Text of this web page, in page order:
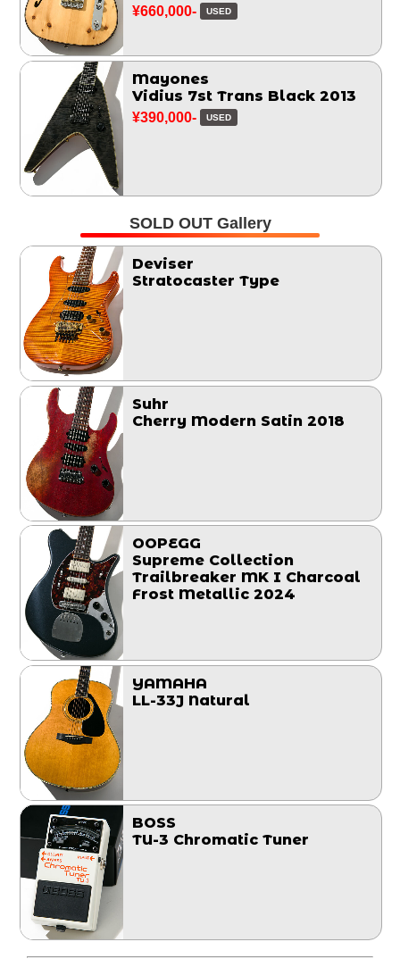
¥660,000- USED
Mayones
Vidius 7st Trans Black 2013
¥390,000- USED
SOLD OUT Gallery
Deviser
Stratocaster Type
Suhr
Cherry Modern Satin 2018
OOPEGG
Supreme Collection
Trailbreaker MK I Charcoal
Frost Metallic 2024
YAMAHA
LL-33J Natural
BOSS
TU-3 Chromatic Tuner